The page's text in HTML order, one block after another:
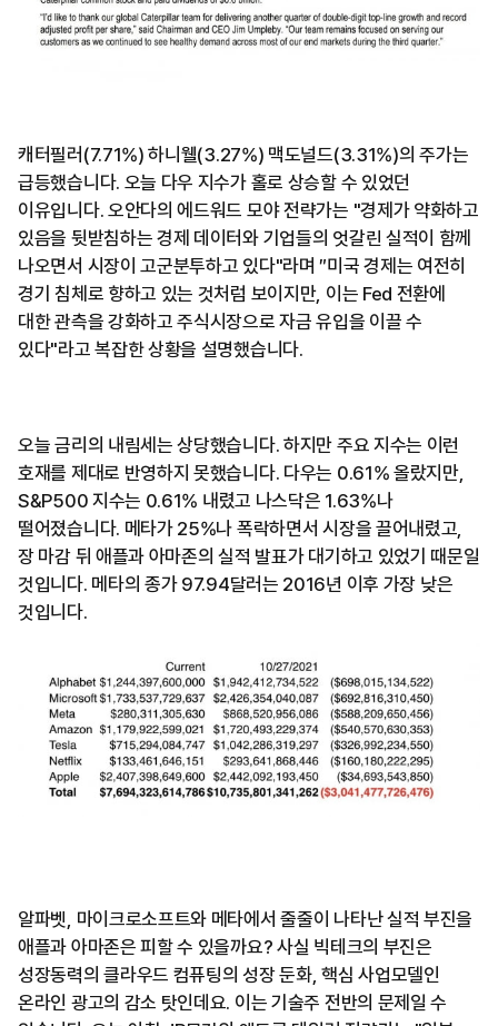
캐터필러(7.71%) 하니웰(3.27%) 맥도널드(3.31%)의 주가는
급등했습니다. 오늘 다우 지수가 홀로 상승할 수 있었던
이유입니다. 오안다의 에드워드 모야 전략가는 "경제가 약화하고
있음을 뒷받침하는 경제 데이터와 기업들의 엇갈린 실적이 함께
나오면서 시장이 고군분투하고 있다"라며 ″미국 경제는 여전히
경기 침체로 향하고 있는 것처럼 보이지만, 이는 Fed 전환에
대한 관측을 강화하고 주식시장으로 자금 유입을 이끌 수
있다"라고 복잡한 상황을 설명했습니다.
오늘 금리의 내림세는 상당했습니다. 하지만 주요 지수는 이런
호재를 제대로 반영하지 못했습니다. 다우는 0.61% 올랐지만,
S&P500 지수는 0.61% 내렸고 나스닥은 1.63%나
떨어졌습니다. 메타가 25%나 폭락하면서 시장을 끌어내렸고,
장 마감 뒤 애플과 아마존의 실적 발표가 대기하고 있었기 때문일
것입니다. 메타의 종가 97.94달러는 2016년 이후 가장 낮은
것입니다.
알파벳, 마이크로소프트와 메타에서 줄줄이 나타난 실적 부진을
애플과 아마존은 피할 수 있을까요? 사실 빅테크의 부진은
성장동력의 클라우드 컴퓨팅의 성장 둔화, 핵심 사업모델인
온라인 광고의 감소 탓인데요. 이는 기술주 전반의 문제일 수